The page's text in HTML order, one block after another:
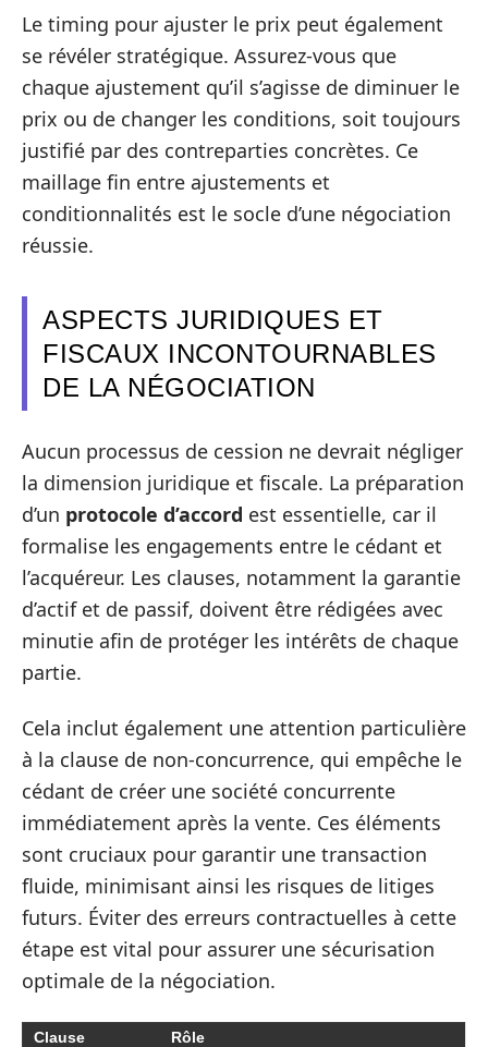
Le timing pour ajuster le prix peut également
se révéler stratégique. Assurez-vous que
chaque ajustement qu’il s’agisse de diminuer le
prix ou de changer les conditions, soit toujours
justifié par des contreparties concrètes. Ce
maillage fin entre ajustements et
conditionnalités est le socle d’une négociation
réussie.
ASPECTS JURIDIQUES ET
FISCAUX INCONTOURNABLES
DE LA NÉGOCIATION
Aucun processus de cession ne devrait négliger
la dimension juridique et fiscale. La préparation
d’un protocole d’accord est essentielle, car il
formalise les engagements entre le cédant et
l’acquéreur. Les clauses, notamment la garantie
d’actif et de passif, doivent être rédigées avec
minutie afin de protéger les intérêts de chaque
partie.
Cela inclut également une attention particulière
à la clause de non-concurrence, qui empêche le
cédant de créer une société concurrente
immédiatement après la vente. Ces éléments
sont cruciaux pour garantir une transaction
fluide, minimisant ainsi les risques de litiges
futurs. Éviter des erreurs contractuelles à cette
étape est vital pour assurer une sécurisation
optimale de la négociation.
Clause Rôle